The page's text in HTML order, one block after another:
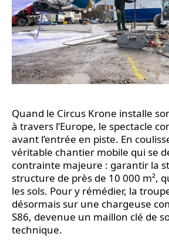
Quand le Circus Krone installe
à travers l’Europe, le spectacle
avant l’entrée en piste. En
véritable chantier mobile qui se
contrainte majeure : garantir la
structure de près de 10 000 m²,
les sols. Pour y rémédier, la
désormais sur une chargeuse
S86, devenue un maillon clé de
technique.